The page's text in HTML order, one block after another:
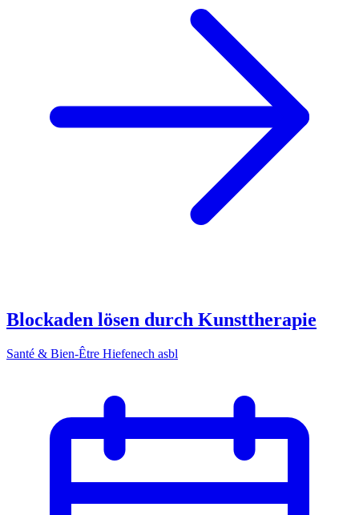
Blockaden lösen durch Kunsttherapie
Santé & Bien-Être Hiefenech asbl